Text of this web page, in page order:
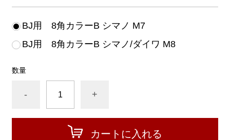
BJ用 8角カラーB シマノ M7
BJ用 8角カラーB シマノ/ダイワ M8
数量
- +
カートに入れる